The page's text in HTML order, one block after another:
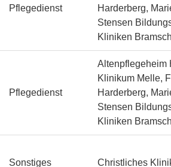
Pflegedienst
Harderberg,
Stensen
Kliniken
Pflegedienst
Altenpflegeheim
Klinikum Melle,
Harderberg,
Stensen
Kliniken
Sonstiges Christliches